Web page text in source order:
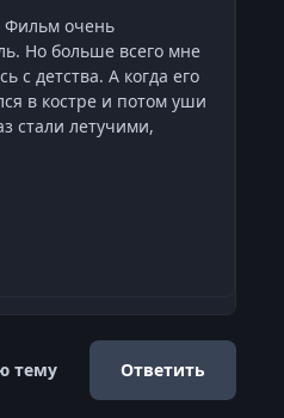
Фильм очень
Но больше всего мне
с детства. А когда его
в костре и потом уши
стали летучими,
тему Ответить